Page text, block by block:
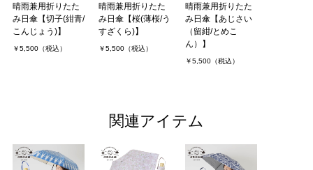
晴雨兼用折りたた
み日傘【切子(紺青/
こんじょう)】
￥5,500（税込）
晴雨兼用折りたた
み日傘【桜(薄桜/う
すざくら)】
￥5,500（税込）
晴雨兼用折りたた
み日傘【あじさい
（留紺/とめこ
ん）】
￥5,500（税込）
関連アイテム